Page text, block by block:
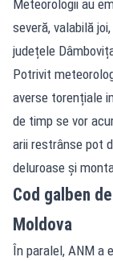
Meteorologii au
severă, valabilă
județele
Potrivit
averse torențiale
de timp se vor
arii restrânse pot
deluroase și
Cod galben
Moldova
În paralel, ANM a